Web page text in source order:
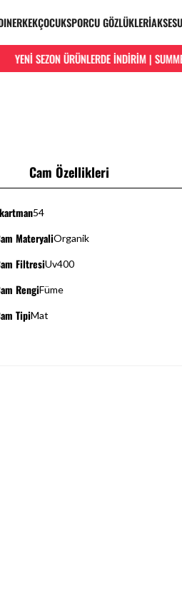
ERKEKÇOCUKSPORCU GÖZLÜKLERİ
YENİ SEZON ÜRÜNLERDE İNDİRİM | SUMMER
Cam Özellikleri
54
MateryaliOrganik
FiltresiUv400
RengiFüme
TipiMat